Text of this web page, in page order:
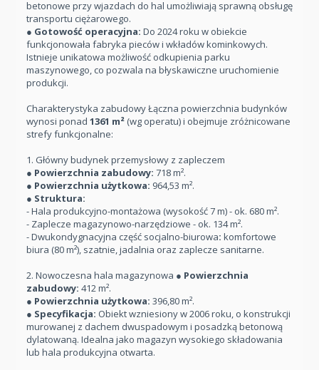
betonowe przy wjazdach do hal umożliwiają sprawną obsługę
transportu ciężarowego.
● Gotowość operacyjna: Do 2024 roku w obiekcie
funkcjonowała fabryka pieców i wkładów kominkowych.
Istnieje unikatowa możliwość odkupienia parku
maszynowego, co pozwala na błyskawiczne uruchomienie
produkcji.
Charakterystyka zabudowy Łączna powierzchnia budynków
wynosi ponad 1361 m² (wg operatu) i obejmuje zróżnicowane
strefy funkcjonalne:
1. Główny budynek przemysłowy z zapleczem
● Powierzchnia zabudowy: 718 m².
● Powierzchnia użytkowa: 964,53 m².
● Struktura:
- Hala produkcyjno-montażowa (wysokość 7 m) - ok. 680 m².
- Zaplecze magazynowo-narzędziowe - ok. 134 m².
- Dwukondygnacyjna część socjalno-biurowa: komfortowe
biura (80 m²), szatnie, jadalnia oraz zaplecze sanitarne.
2. Nowoczesna hala magazynowa ● Powierzchnia
zabudowy: 412 m².
● Powierzchnia użytkowa: 396,80 m².
● Specyfikacja: Obiekt wzniesiony w 2006 roku, o konstrukcji
murowanej z dachem dwuspadowym i posadzką betonową
dylatowaną. Idealna jako magazyn wysokiego składowania
lub hala produkcyjna otwarta.